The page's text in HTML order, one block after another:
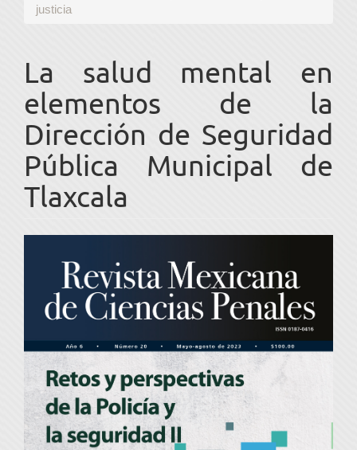
justicia
La salud mental en
elementos de la
Dirección de Seguridad
Pública Municipal de
Tlaxcala
lateral
del
artículo